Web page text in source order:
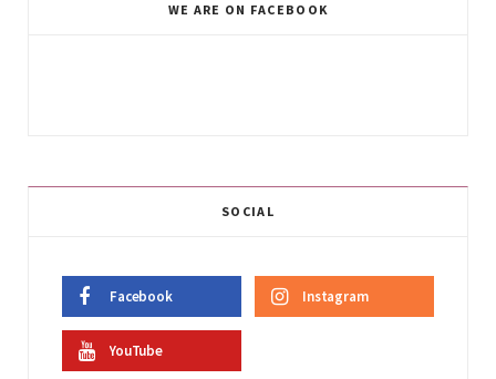
WE ARE ON FACEBOOK
SOCIAL
Facebook Instagram
YouTube